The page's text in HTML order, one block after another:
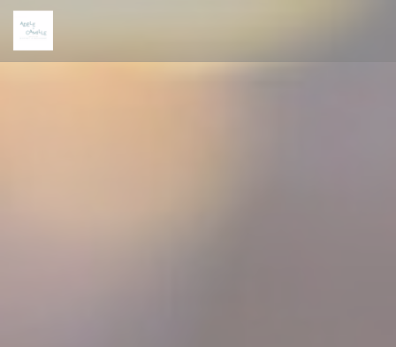
Personalizing your cookie choices